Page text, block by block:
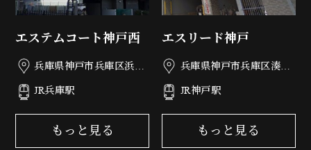
エステムコート神戸西
兵庫県神戸市兵庫区浜崎
JR兵庫駅
もっと見る
エスリード神戸
兵庫県神戸市兵庫区湊町
JR神戸駅
もっと見る